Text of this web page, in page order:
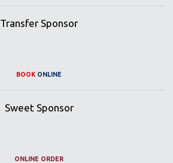
Transfer Sponsor
BOOK ONLINE
Sweet Sponsor
ONLINE ORDER